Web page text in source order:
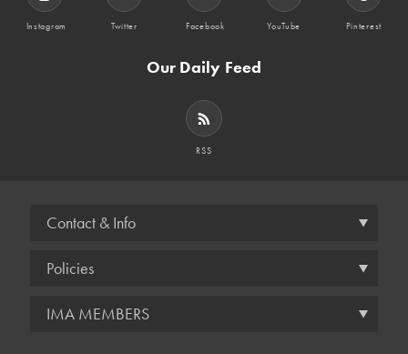
Instagram Twitter Facebook YouTube Pinterest
Our Daily Feed
RSS
Contact & Info
Policies
IMA MEMBERS